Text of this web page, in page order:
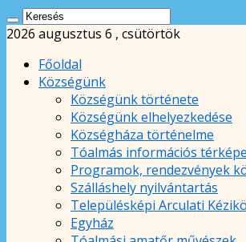
2026 augusztus 6 , csütörtök
Főoldal
Községünk
Községünk története
Községünk elhelyezkedése
Községháza történelme
Tóalmás információs térképe
Programok, rendezvények
Szálláshely nyilvántartás
Településképi Arculati
Egyház